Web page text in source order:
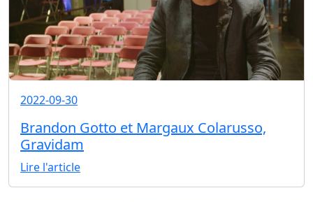
2022-09-30
Brandon Gotto et Margaux Colarusso,
Gravidam
Lire l'article